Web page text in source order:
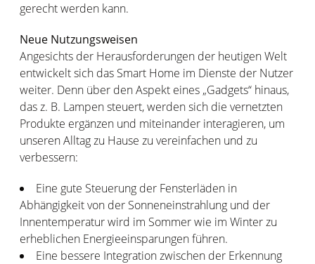
gerecht werden kann.
Neue Nutzungsweisen
Angesichts der Herausforderungen der heutigen Welt
entwickelt sich das Smart Home im Dienste der Nutzer
weiter. Denn über den Aspekt eines „Gadgets“ hinaus,
das z. B. Lampen steuert, werden sich die vernetzten
Produkte ergänzen und miteinander interagieren, um
unseren Alltag zu Hause zu vereinfachen und zu
verbessern:
Eine gute Steuerung der Fensterläden in
Abhängigkeit von der Sonneneinstrahlung und der
Innentemperatur wird im Sommer wie im Winter zu
erheblichen Energieeinsparungen führen.
Eine bessere Integration zwischen der Erkennung